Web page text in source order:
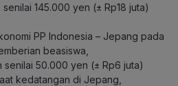
145.000 yen (± Rp18 juta)
PP Indonesia – Jepang pada
beasiswa,
senilai 50.000 yen (± Rp6 juta)
kedatangan di Jepang,